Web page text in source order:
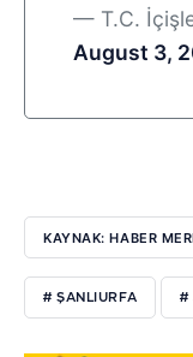
— T.C.
August 3,
KAYNAK: HABER
# ŞANLIURFA #